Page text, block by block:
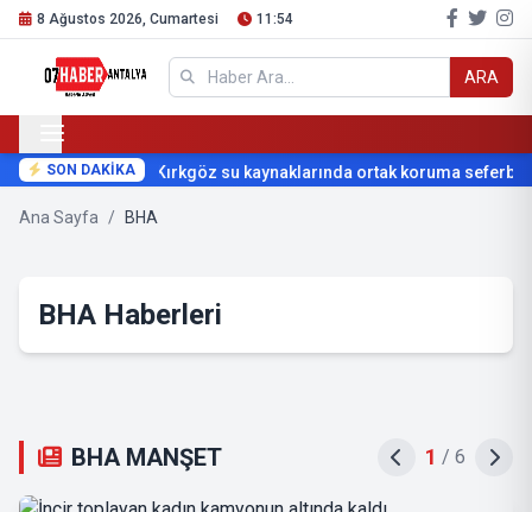
8 Ağustos 2026, Cumartesi 11:54
ARA
SON DAKİKA Kırkgöz su kaynaklarında ortak koruma
Ana Sayfa / BHA
BHA Haberleri
BHA MANŞET 2 / 6